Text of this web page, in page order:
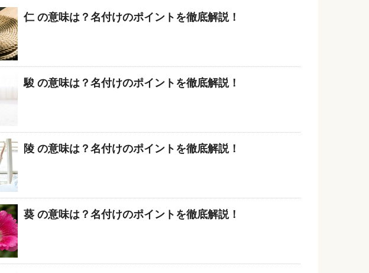
仁 の意味は？名付けのポイントを徹底解説！
駿 の意味は？名付けのポイントを徹底解説！
陵 の意味は？名付けのポイントを徹底解説！
葵 の意味は？名付けのポイントを徹底解説！